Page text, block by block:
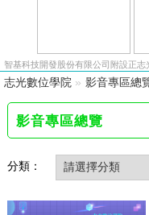
智基科技開發股份有限公司附設正
志光數位學院 » 影音專區總
影音專區總覽
分類：